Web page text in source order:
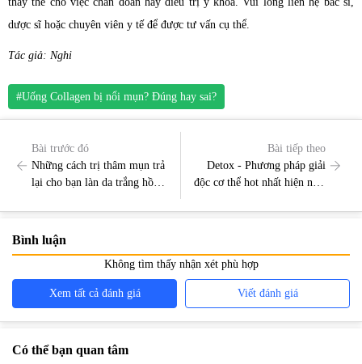
dược sĩ hoặc chuyên viên y tế để được tư vấn cụ thể.
Tác giả: Nghi
#Uống Collagen bị nổi mụn? Đúng hay sai?
Bài trước đó
Những cách trị thâm mụn trả
lại cho bạn làn da trắng hồng
Bài tiếp theo
Detox - Phương pháp giải
độc cơ thể hot nhất hiện nay,
Bình luận
Không tìm thấy nhận xét phù hợp
Xem tất cả đánh giá Viết đánh giá
Có thể bạn quan tâm